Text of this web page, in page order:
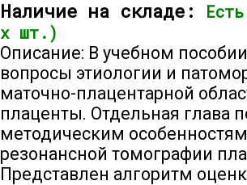
Наличие на складе:
х шт.)
Описание: В учебном
вопросы этиологии и
маточно-плацентарной
плаценты. Отдельная глава
методическим
резонансной томографии
Представлен алгоритм